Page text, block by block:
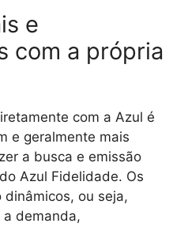
e
com a própria
com a Azul é
e geralmente mais
a busca e emissão
Azul Fidelidade. Os
ou seja,
demanda,